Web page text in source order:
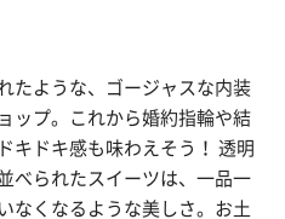
たような、ゴージャスな内装
ップ。これから婚約指輪や結
キドキ感も味わえそう！ 透明
べられたスイーツは、一品一
なくなるような美しさ。お土